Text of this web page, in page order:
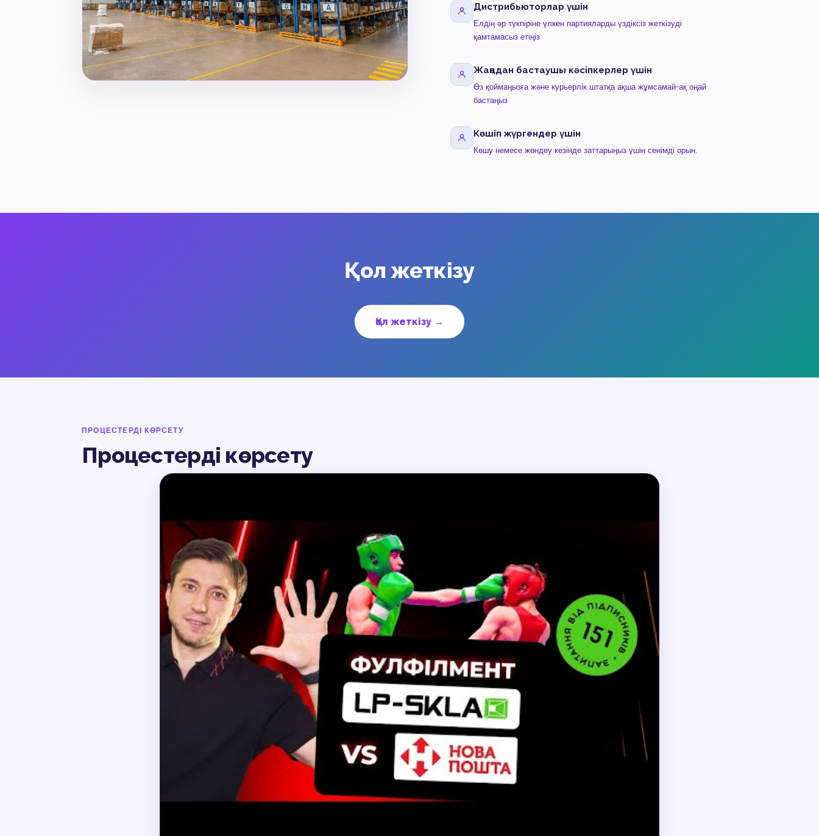
Дистрибьюторлар үшін
Елдің әр түкпіріне үлкен партияларды үздіксіз жеткізуді
қамтамасыз етіңіз
Жаңадан бастаушы кәсіпкерлер үшін
Өз қоймаңызға және курьерлік штатқа ақша жұмсамай-ақ оңай
бастаңыз
Көшіп жүргендер үшін
Көшу немесе жөндеу кезінде заттарыңыз үшін сенімді орын.
Қол жеткізу
Қол жеткізу →
ПРОЦЕСТЕРДІ КӨРСЕТУ
Процестерді көрсету